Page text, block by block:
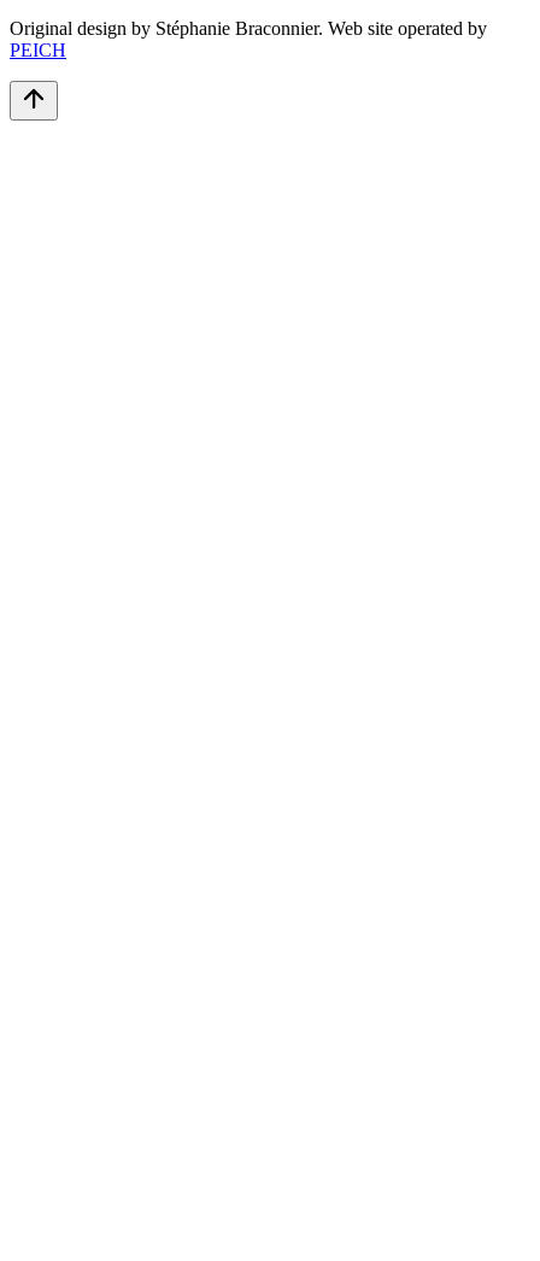
Original design by Stéphanie Braconnier. Web site operated by
PEICH